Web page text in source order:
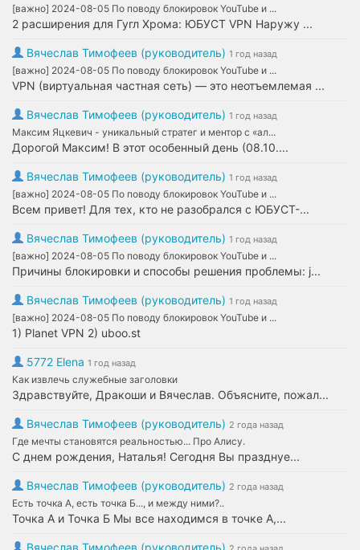
[важно] 2024-08-05 По поводу блокировок YouTube и ...
2 расширения для Гугл Хрома: ЮБУСТ VPN Наружу ...
Вячеслав Тимофеев (руководитель) 1 год назад
[важно] 2024-08-05 По поводу блокировок YouTube и ...
VPN (виртуальная частная сеть) — это неотъемлемая ...
Вячеслав Тимофеев (руководитель) 1 год назад
Максим Яцкевич - уникальный стратег и ментор с «ал...
Дорогой Максим! В этот особенный день (08.10....
Вячеслав Тимофеев (руководитель) 1 год назад
[важно] 2024-08-05 По поводу блокировок YouTube и ...
Всем привет! Для тех, кто не разобрался с ЮБУСТ-...
Вячеслав Тимофеев (руководитель) 1 год назад
[важно] 2024-08-05 По поводу блокировок YouTube и ...
Причины блокировки и способы решения проблемы: j...
Вячеслав Тимофеев (руководитель) 1 год назад
[важно] 2024-08-05 По поводу блокировок YouTube и ...
1) Planet VPN 2) uboo.st
5772 Elena 1 год назад
Как извлечь служебные заголовки
Здравствуйте, Дракоши и Вячеслав. Объясните, пожал...
Вячеслав Тимофеев (руководитель) 2 года назад
Где мечты становятся реальностью... Про Алису.
С днем рождения, Наталья! Сегодня Вы празднуе...
Вячеслав Тимофеев (руководитель) 2 года назад
Есть точка А, есть точка Б..., и между ними?..
Точка А и Точка Б Мы все находимся в точке А,...
Вячеслав Тимофеев (руководитель)